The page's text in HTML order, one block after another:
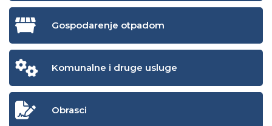
Gospodarenje otpadom
Komunalne i druge usluge
Obrasci